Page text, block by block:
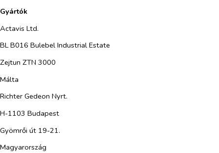
Gyártók
Actavis Ltd.
BL B016 Bulebel Industrial Estate
Zejtun ZTN 3000
Málta
Richter Gedeon Nyrt.
H-1103 Budapest
Gyömrői út 19-21.
Magyarország